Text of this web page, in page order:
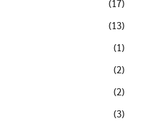
(17)
(13)
(1)
(2)
(2)
(3)